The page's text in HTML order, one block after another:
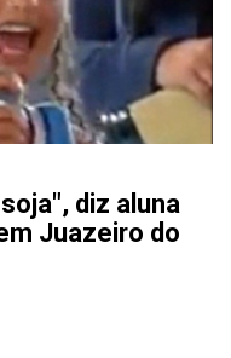
diz aluna
Juazeiro do